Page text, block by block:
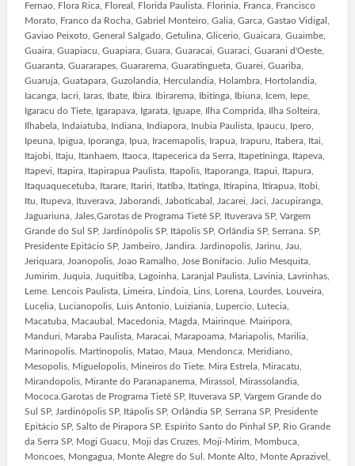
Fernao, Flora Rica, Floreal, Florida Paulista. Florinia, Franca, Francisco
Morato, Franco da Rocha, Gabriel Monteiro, Galia, Garca, Gastao Vidigal,
Gaviao Peixoto, General Salgado, Getulina, Glicerio, Guaicara, Guaimbe,
Guaira, Guapiacu, Guapiara, Guara, Guaracai, Guaraci, Guarani d'Oeste,
Guaranta, Guararapes, Guararema, Guaratingueta, Guarei, Guariba,
Guaruja, Guatapara, Guzolandia, Herculandia, Holambra, Hortolandia,
Iacanga, Iacri, Iaras, Ibate, Ibira. Ibirarema, Ibitinga, Ibiuna, Icem, Iepe,
Igaracu do Tiete, Igarapava, Igarata, Iguape, Ilha Comprida, Ilha Solteira,
Ilhabela, Indaiatuba, Indiana, Indiapora, Inubia Paulista, Ipaucu, Ipero,
Ipeuna, Ipigua, Iporanga, Ipua, Iracemapolis, Irapua, Irapuru, Itabera, Itai,
Itajobi, Itaju, Itanhaem, Itaoca, Itapecerica da Serra, Itapetininga, Itapeva,
Itapevi, Itapira, Itapirapua Paulista, Itapolis, Itaporanga, Itapui, Itapura,
Itaquaquecetuba, Itarare, Itariri, Itatiba, Itatinga, Itirapina, Itirapua, Itobi,
Itu, Itupeva, Ituverava, Jaborandi, Jaboticabal, Jacarei, Jaci, Jacupiranga,
Jaguariuna, Jales,Garotas de Programa Tietê SP, Ituverava SP, Vargem
Grande do Sul SP, Jardinópolis SP, Itápolis SP, Orlândia SP, Serrana. SP,
Presidente Epitácio SP, Jambeiro, Jandira. Jardinopolis, Jarinu, Jau,
Jeriquara, Joanopolis, Joao Ramalho, Jose Bonifacio. Julio Mesquita,
Jumirim, Juquia, Juquitiba, Lagoinha, Laranjal Paulista, Lavinia, Lavrinhas,
Leme. Lencois Paulista, Limeira, Lindoia, Lins, Lorena, Lourdes, Louveira,
Lucelia, Lucianopolis, Luis Antonio, Luiziania, Lupercio, Lutecia,
Macatuba, Macaubal, Macedonia, Magda, Mairinque. Mairipora,
Manduri, Maraba Paulista, Maracai, Marapoama, Mariapolis, Marilia,
Marinopolis. Martinopolis, Matao, Maua, Mendonca, Meridiano,
Mesopolis, Miguelopolis, Mineiros do Tiete. Mira Estrela, Miracatu,
Mirandopolis, Mirante do Paranapanema, Mirassol, Mirassolandia,
Mococa.Garotas de Programa Tietê SP, Ituverava SP, Vargem Grande do
Sul SP, Jardinópolis SP, Itápolis SP, Orlândia SP, Serrana SP, Presidente
Epitácio SP, Salto de Pirapora SP. Espírito Santo do Pinhal SP, Rio Grande
da Serra SP, Mogi Guacu, Moji das Cruzes, Moji-Mirim, Mombuca,
Moncoes, Mongagua, Monte Alegre do Sul. Monte Alto, Monte Aprazivel,